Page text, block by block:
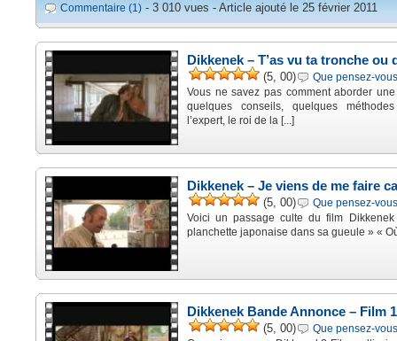
Commentaire (1) - 3 010 vues - Article ajouté le 25 février 2011
Dikkenek – T’as vu ta tronche ou
(5, 00)
Que pensez-
Vous ne savez pas comment aborder
quelques conseils, quelques
l’expert, le roi de la [...]
Dikkenek – Je viens de me faire
(5, 00)
Que pensez-
Voici un passage culte du film
planchette japonaise dans sa gueule » «
Dikkenek Bande Annonce – Film
(5, 00)
Que pensez-